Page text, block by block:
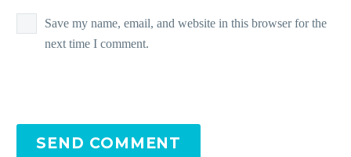
Save my name, email, and website in this browser for the
next time I comment.
SEND COMMENT